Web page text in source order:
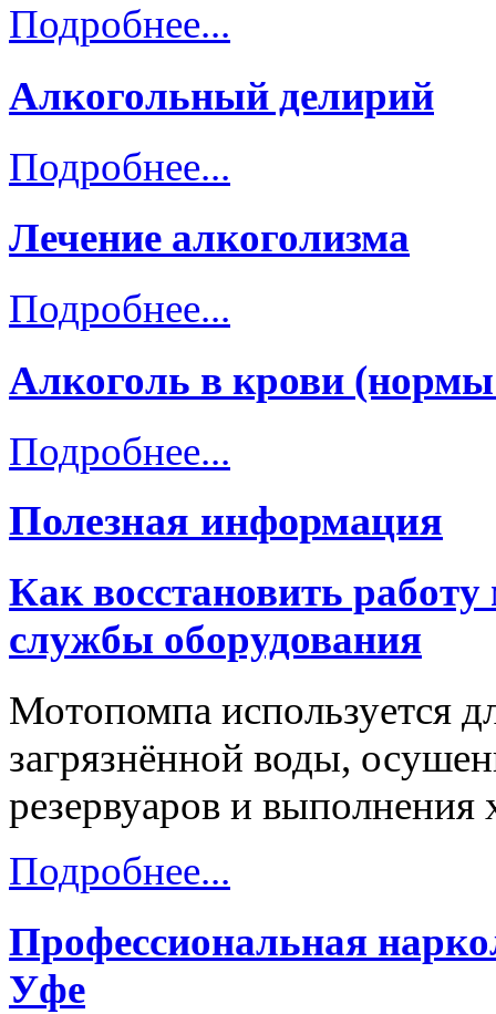
Подробнее...
Алкогольный делирий
Подробнее...
Лечение алкоголизма
Подробнее...
Алкоголь в крови
Подробнее...
Полезная информация
Как восстановить
службы оборудования
Мотопомпа используется
загрязнённой воды,
резервуаров и выполнения
Подробнее...
Профессиональная
Уфе